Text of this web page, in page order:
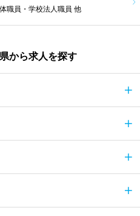
職員・学校法人職員 他
から求人を探す